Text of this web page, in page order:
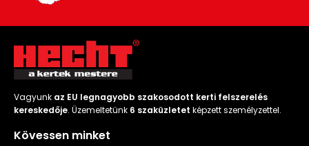
Vagyunk az EU legnagyobb szakosodott kerti felszerelés
kereskedője. Üzemeltetünk 6 szaküzletet képzett személyzettel.
Kövessen minket